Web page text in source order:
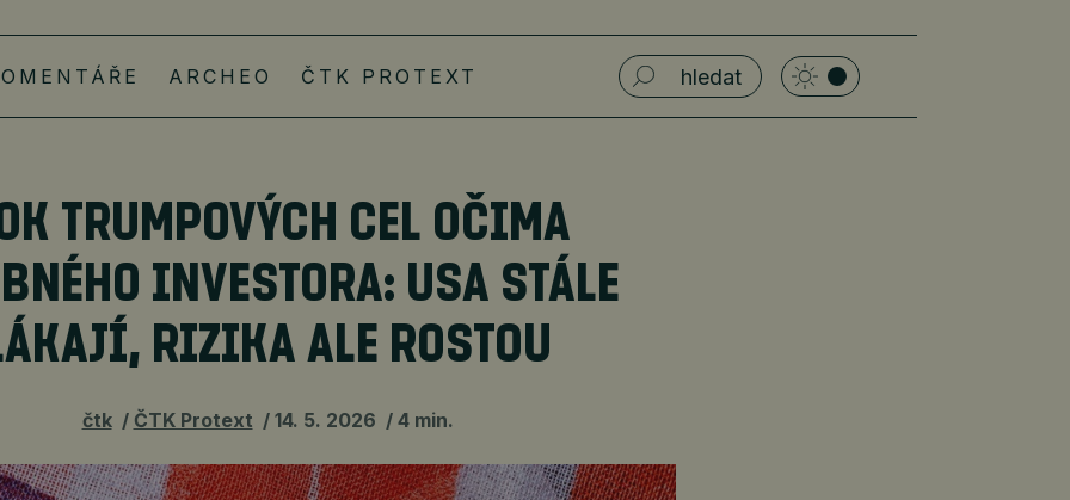
ARCHEO ČTK PROTEXT
TRUMPOVÝCH CEL OČIMA
INVESTORA: USA STÁLE
RIZIKA ALE ROSTOU
čtk ČTK Protext 14. 5. 2026 4 min.